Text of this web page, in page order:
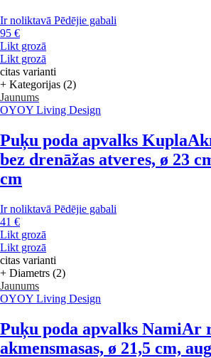
Ir noliktavā Pēdējie gabali
95 €
Likt grozā
Likt grozā
citas varianti
+ Kategorijas (2)
Jaunums
OYOY Living Design
Puķu poda apvalks Kupla
bez drenāžas atveres, ø 23
cm
Ir noliktavā Pēdējie gabali
41 €
Likt grozā
Likt grozā
citas varianti
+ Diametrs (2)
Jaunums
OYOY Living Design
Puķu poda apvalks NamiAr
akmensmasas, ø 21,5 cm,